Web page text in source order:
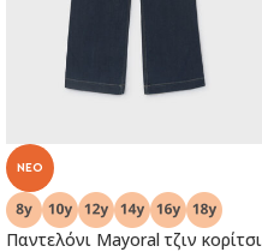
NEO
Παντελόνι Μayoral τζιν κορίτσι